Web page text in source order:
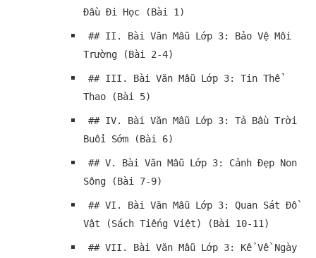
Đầu Đi Học (Bài 1)
## II. Bài Văn Mẫu Lớp 3: Bảo Vệ Môi
Trường (Bài 2-4)
## III. Bài Văn Mẫu Lớp 3: Tin Thể
Thao (Bài 5)
## IV. Bài Văn Mẫu Lớp 3: Tả Bầu Trời
Buổi Sớm (Bài 6)
## V. Bài Văn Mẫu Lớp 3: Cảnh Đẹp Non
Sông (Bài 7-9)
## VI. Bài Văn Mẫu Lớp 3: Quan Sát Đồ
Vật (Sách Tiếng Việt) (Bài 10-11)
## VII. Bài Văn Mẫu Lớp 3: Kể Về Ngày